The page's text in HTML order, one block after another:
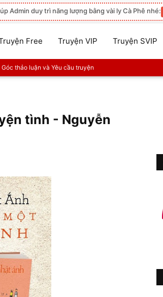
Admin duy trì năng lượng bằng vài ly Cà Phê nhé:
Free Truyện VIP Truyện SVIP
Góc thảo luận và Yêu cầu truyện
tình - Nguyễn